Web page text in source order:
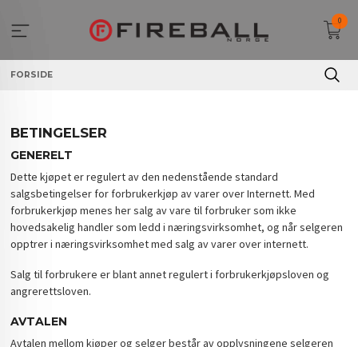
innholdet
0
FORSIDE
BETINGELSER
GENERELT
Dette kjøpet er regulert av den nedenstående standard
salgsbetingelser for forbrukerkjøp av varer over Internett. Med
forbrukerkjøp menes her salg av vare til forbruker som ikke
hovedsakelig handler som ledd i næringsvirksomhet, og når selgeren
opptrer i næringsvirksomhet med salg av varer over internett.
Salg til forbrukere er blant annet regulert i forbrukerkjøpsloven og
angrerettsloven.
AVTALEN
Avtalen mellom kjøper og selger består av opplysningene selgeren